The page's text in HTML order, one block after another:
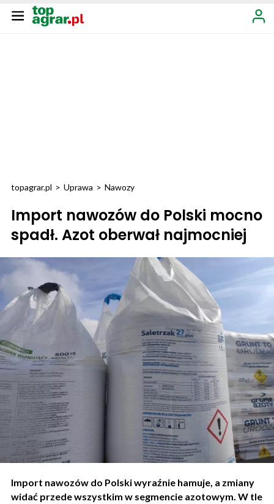
topagrar.pl > Uprawa > Nawozy
Import nawozów do Polski mocno
spadł. Azot oberwał najmocniej
Import nawozów do Polski wyraźnie hamuje, a zmiany
widać przede wszystkim w segmencie azotowym. W tle